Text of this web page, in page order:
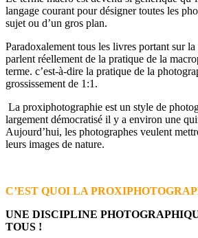
langage courant pour désigner toutes les
sujet ou d’un gros plan.
Paradoxalement tous les livres portant sur
parlent réellement de la pratique de la
terme. c’est-à-dire la pratique de la
grossissement de 1:1.
La proxiphotographie est un style de
largement démocratisé il y a environ une
Aujourd’hui, les photographes veulent
leurs images de nature.
C’EST QUOI LA
UNE DISCIPLINE
TOUS !